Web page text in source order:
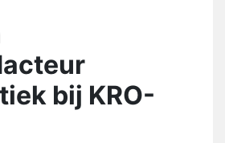
bij KRO-